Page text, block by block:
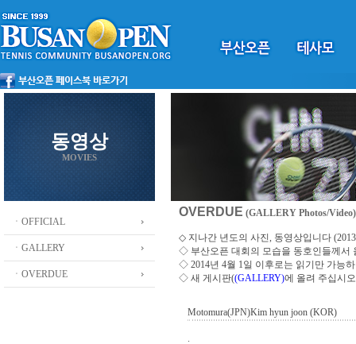
동영상
MOVIES
ㆍOFFICIAL
ㆍGALLERY
ㆍOVERDUE
OVERDUE (GALLERY Photos/Video)
◇ 지나간 년도의 사진, 동영상입니다
◇ 부산오픈 대회의 모습을 동호인들께서
◇ 2014년 4월 1일 이후로는 읽기만 가능
◇ 새 게시판((GALLERY)에 올려 주십시오
Motomura(JPN)Kim hyun joon (KOR)
.